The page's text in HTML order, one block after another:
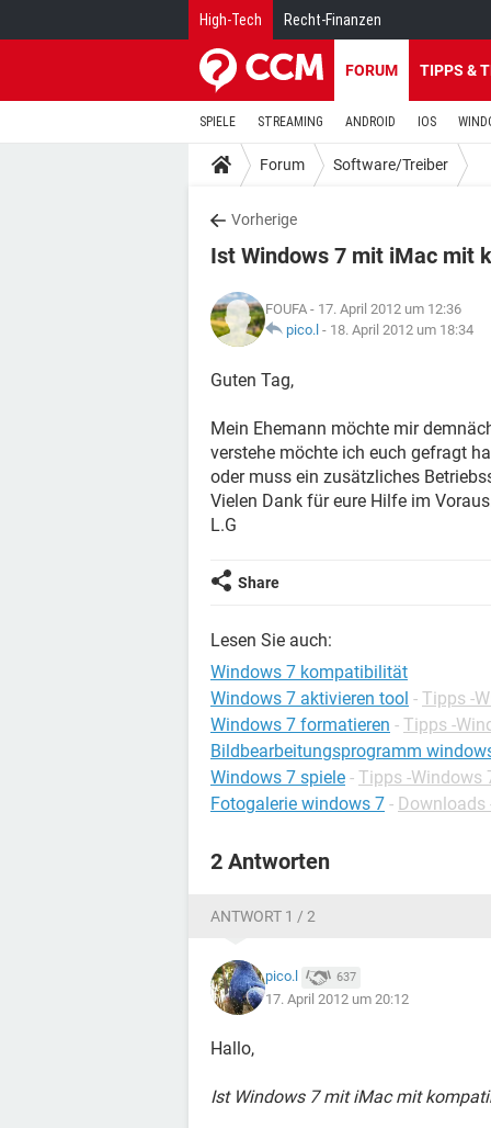
High-Tech Recht-Finanzen
FORUM TIPPS &
SPIELE STREAMING ANDROID IOS
Forum Software/Treiber
Vorherige
Ist Windows 7 mit iMac mit
FOUFA - 17. April 2012 um 12:36
pico.l - 18. April 2012 um 18:34
Guten Tag,
Mein Ehemann möchte mir
verstehe möchte ich euch gefragt
oder muss ein zusätzliches
Vielen Dank für eure Hilfe im
L.G
Share
Lesen Sie auch:
Windows 7 kompatibilität
Windows 7 aktivieren tool - Tipps -
Windows 7 formatieren - Tipps -
Bildbearbeitungsprogramm
Windows 7 spiele - Tipps -Windows
Fotogalerie windows 7 - Downloads
2 Antworten
ANTWORT 1 / 2
pico.l 637
17. April 2012 um 20:12
Hallo,
Ist Windows 7 mit iMac mit